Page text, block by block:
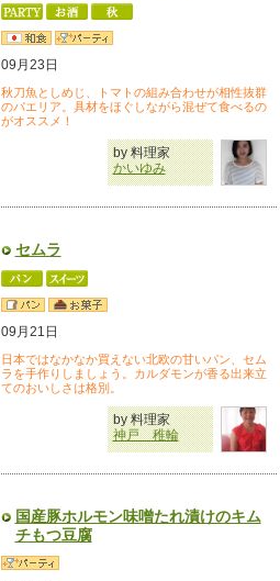
09月23日
秋刀魚としめじ、トマトの組み合わせが相性抜群
のパエリア。具材をほぐしながら混ぜて食べるの
がオススメ！
by 料理家
かいゆみ
セムラ
09月21日
日本ではなかなか買えない北欧の甘いパン、セム
ラを手作りしましょう。カルダモンが香る出来立
てのおいしさは格別。
by 料理家
神戸 稚輪
国産豚ホルモン味噌たれ漬けのキム
チもつ豆腐